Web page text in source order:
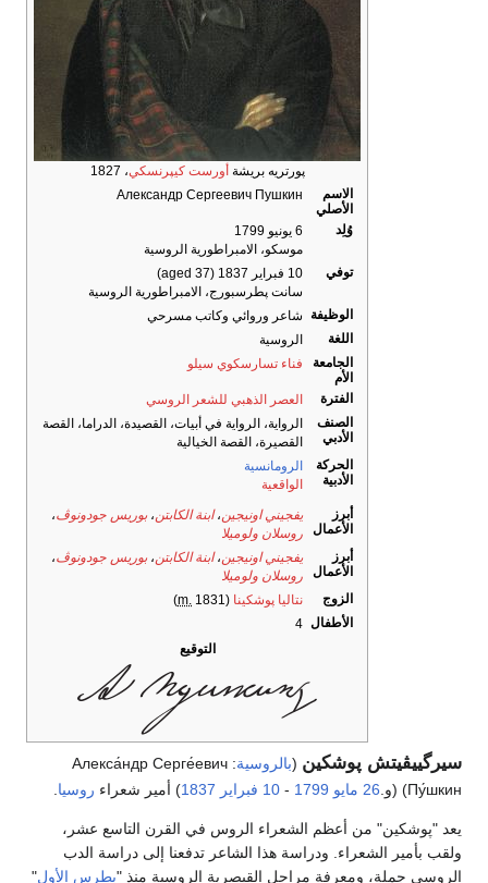
پورتريه بريشة أورست كيپرنسكي، 1827
الاسم
الأصلي
Александр Сергеевич Пушкин
وُلِد
6 يونيو 1799
موسكو، الامبراطورية الروسية
توفي
10 فبراير 1837
(aged 37)
سانت پطرسبورج، الامبراطورية الروسية
الوظيفة
شاعر وروائي وكاتب مسرحي
اللغة
الروسية
الجامعة
الأم
فناء تسارسكوي سيلو
الفترة
العصر الذهبي للشعر الروسي
الصنف
الأدبي
الرواية، الرواية في أبيات، القصيدة، الدراما، القصة
القصيرة، القصة الخيالية
الحركة
الأدبية
الرومانسية
الواقعية
أبرز
الأعمال
يفجيني اونيجين،ابنة الكابتن، بوريس جودونوڤ،
روسلان ولوميلا
أبرز
الأعمال
يفجيني اونيجين،ابنة الكابتن، بوريس جودونوڤ،
روسلان ولوميلا
الزوج
نتاليا پوشكينا (
m. 1831)
الأطفال 4
التوقيع
سيرگييڤيتش پوشكين (بالروسية : Алекса́ндр Серге́евич
Пу́шкин) (و.
26 مايو 1799
- 10 فبراير 1837) أمير شعراء روسيا.
يعد "پوشكين" من أعظم الشعراء الروس في القرن التاسع عشر،
ولقب بأمير الشعراء. ودراسة هذا الشاعر تدفعنا إلى دراسة الدب
الروسي جملة، ومعرفة مراحل القيصرية الروسية منذ "بطرس الأول"